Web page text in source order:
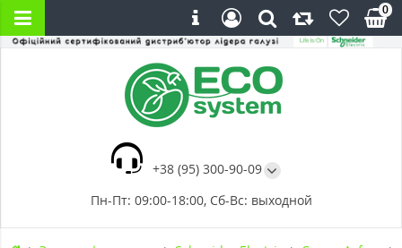
+38 (95) 300-90-09
Пн-Пт: 09:00-18:00, Сб-Вс: выходной
0